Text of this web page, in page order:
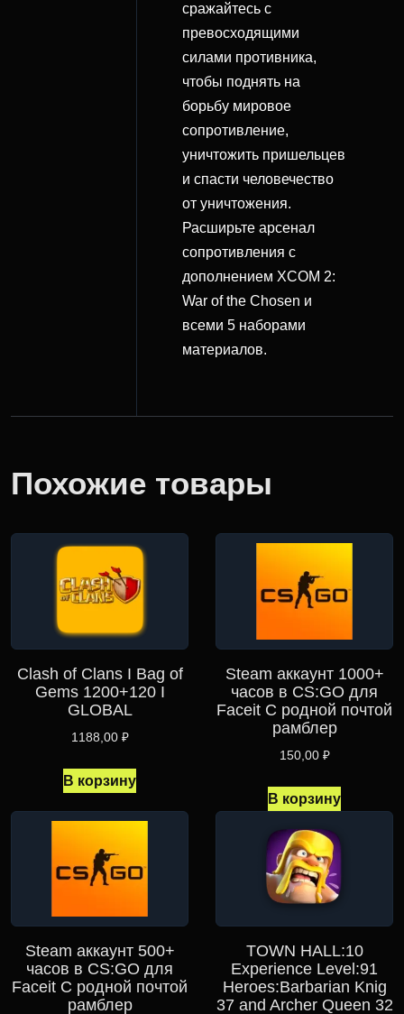
сражайтесь с
превосходящими
силами противника,
чтобы поднять на
борьбу мировое
сопротивление,
уничтожить пришельцев
и спасти человечество
от уничтожения.
Расширьте арсенал
сопротивления с
дополнением XCOM 2:
War of the Chosen и
всеми 5 наборами
материалов.
Похожие товары
Clash of Clans I Bag of
Gems 1200+120 I
GLOBAL
1188,00 ₽
В корзину
Steam аккаунт 1000+
часов в CS:GO для
Faceit С родной почтой
рамблер
150,00 ₽
В корзину
Steam аккаунт 500+
часов в CS:GO для
Faceit С родной почтой
рамблер
TOWN HALL:10
Experience Level:91
Heroes:Barbarian Knig
37 and Archer Queen 32